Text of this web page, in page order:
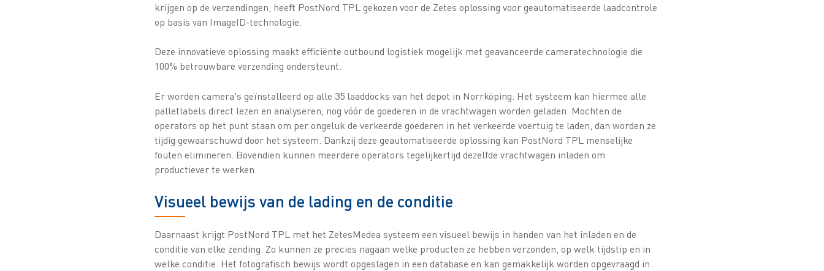
krijgen op de verzendingen, heeft PostNord TPL gekozen voor de Zetes oplossing voor geautomatiseerde laadcontrole
op basis van ImageID-technologie.
Deze innovatieve oplossing maakt efficiënte outbound logistiek mogelijk met geavanceerde cameratechnologie die
100% betrouwbare verzending ondersteunt.
Er worden camera's geïnstalleerd op alle 35 laaddocks van het depot in Norrköping. Het systeem kan hiermee alle
palletlabels direct lezen en analyseren, nog vóór de goederen in de vrachtwagen worden geladen. Mochten de
operators op het punt staan om per ongeluk de verkeerde goederen in het verkeerde voertuig te laden, dan worden ze
tijdig gewaarschuwd door het systeem. Dankzij deze geautomatiseerde oplossing kan PostNord TPL menselijke
fouten elimineren. Bovendien kunnen meerdere operators tegelijkertijd dezelfde vrachtwagen inladen om
productiever te werken.
Visueel bewijs van de lading en de conditie
Daarnaast krijgt PostNord TPL met het ZetesMedea systeem een visueel bewijs in handen van het inladen en de
conditie van elke zending. Zo kunnen ze precies nagaan welke producten ze hebben verzonden, op welk tijdstip en in
welke conditie. Het fotografisch bewijs wordt opgeslagen in een database en kan gemakkelijk worden opgevraagd in